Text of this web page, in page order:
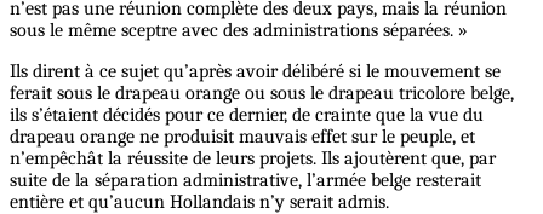
n’est pas une réunion complète des deux pays, mais la réunion
sous le même sceptre avec des administrations séparées. »
Ils dirent à ce sujet qu’après avoir délibéré si le mouvement se
ferait sous le drapeau orange ou sous le drapeau tricolore belge,
ils s’étaient décidés pour ce dernier, de crainte que la vue du
drapeau orange ne produisit mauvais effet sur le peuple, et
n’empêchât la réussite de leurs projets. Ils ajoutèrent que, par
suite de la séparation administrative, l’armée belge resterait
entière et qu’aucun Hollandais n’y serait admis.